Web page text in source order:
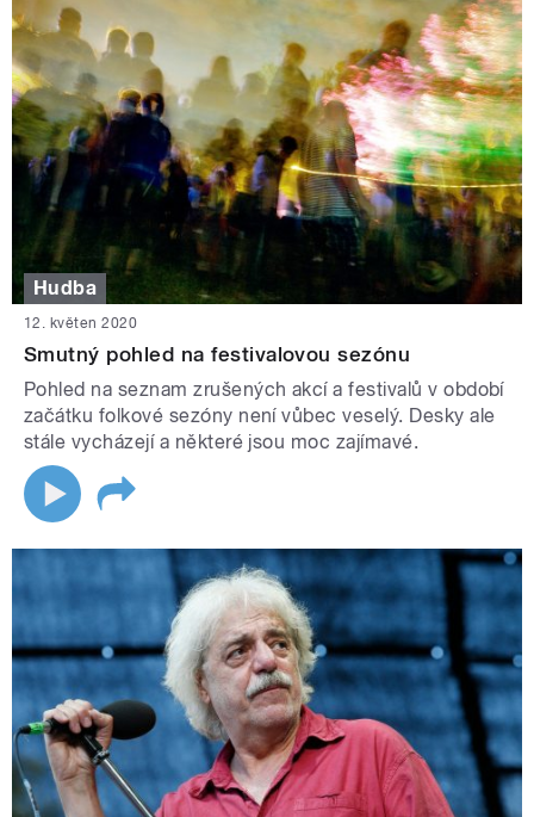
Hudba
12. květen 2020
Smutný pohled na festivalovou sezónu
Pohled na seznam zrušených akcí a festivalů v období
začátku folkové sezóny není vůbec veselý. Desky ale
stále vycházejí a některé jsou moc zajímavé.